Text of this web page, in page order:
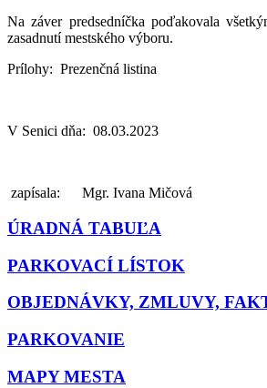
Na záver predsedníčka poďakovala
zasadnutí mestského výboru.
Prílohy: Prezenčná listina
V Senici dňa: 08.03.2023
zapísala: Mgr. Ivana Mičová
ÚRADNÁ TABUĽA
PARKOVACÍ LÍSTOK
OBJEDNÁVKY, ZMLUVY,
PARKOVANIE
MAPY MESTA